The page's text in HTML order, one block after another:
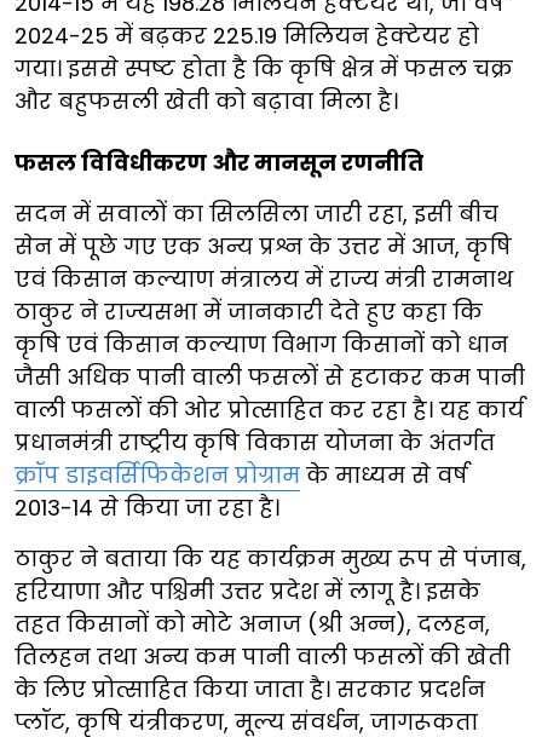
2024-25 में बढ़कर 225.19 मिलियन हेक्टेयर हो
गया। इससे स्पष्ट होता है कि कृषि क्षेत्र में फसल चक्र
और बहुफसली खेती को बढ़ावा मिला है।
फसल विविधीकरण और मानसून रणनीति
सदन में सवालों का सिलसिला जारी रहा, इसी बीच
सेन में पूछे गए एक अन्य प्रश्न के उत्तर में आज, कृषि
एवं किसान कल्याण मंत्रालय में राज्य मंत्री रामनाथ
ठाकुर ने राज्यसभा में जानकारी देते हुए कहा कि
कृषि एवं किसान कल्याण विभाग किसानों को धान
जैसी अधिक पानी वाली फसलों से हटाकर कम पानी
वाली फसलों की ओर प्रोत्साहित कर रहा है। यह कार्य
प्रधानमंत्री राष्ट्रीय कृषि विकास योजना के अंतर्गत
क्रॉप डाइवर्सिफिकेशन प्रोग्राम के माध्यम से वर्ष
2013-14 से किया जा रहा है।
ठाकुर ने बताया कि यह कार्यक्रम मुख्य रूप से पंजाब,
हरियाणा और पश्चिमी उत्तर प्रदेश में लागू है। इसके
तहत किसानों को मोटे अनाज (श्री अन्न), दलहन,
तिलहन तथा अन्य कम पानी वाली फसलों की खेती
के लिए प्रोत्साहित किया जाता है। सरकार प्रदर्शन
प्लॉट, कृषि यंत्रीकरण, मूल्य संवर्धन, जागरूकता